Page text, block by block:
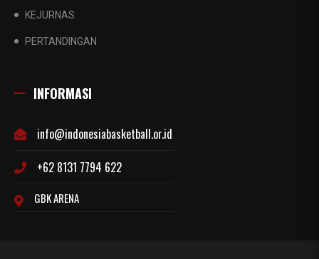
KEJURNAS
PERTANDINGAN
INFORMASI
info@indonesiabasketball.or.id
+62 8131 7794 622
GBK ARENA